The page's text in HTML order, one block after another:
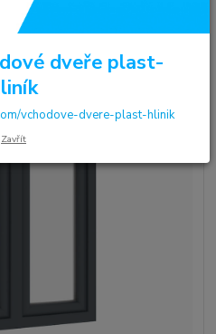
dveře plast-
vchodove-dvere-plast-hlinik
Zavřít